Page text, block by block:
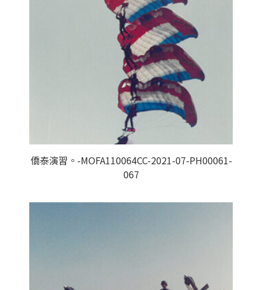
僑泰演習。-MOFA110064CC-2021-07-PH00061-
067